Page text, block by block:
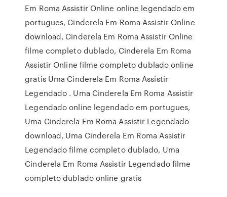
Em Roma Assistir Online online legendado em
portugues, Cinderela Em Roma Assistir Online
download, Cinderela Em Roma Assistir Online
filme completo dublado, Cinderela Em Roma
Assistir Online filme completo dublado online
gratis Uma Cinderela Em Roma Assistir
Legendado . Uma Cinderela Em Roma Assistir
Legendado online legendado em portugues,
Uma Cinderela Em Roma Assistir Legendado
download, Uma Cinderela Em Roma Assistir
Legendado filme completo dublado, Uma
Cinderela Em Roma Assistir Legendado filme
completo dublado online gratis